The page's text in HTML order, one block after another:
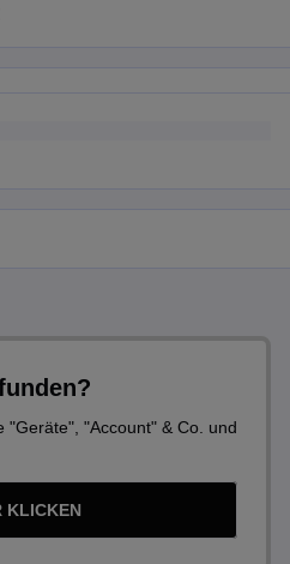
"Geräte", "Account" & Co. und
KLICKEN